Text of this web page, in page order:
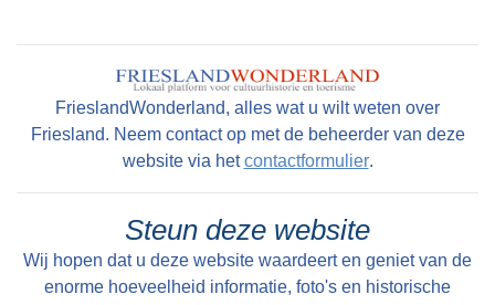
grotendeels weggeslagen door een stormvloed,
waarschijnlijk in 1170. Het voetpad van
Folsgare naar Oosthem is de enige
een groot deel van het jaar onbegaanbaar.
Vervoer over water is de belangrijkste
FrieslandWonderland, alles wat u wilt weten over
Friesland. Neem contact op met de beheerder van deze
website via hetcontactformulier.
Steun deze website
Wij hopen dat u deze website waardeert en geniet van de
enorme hoeveelheid informatie, foto's en historische